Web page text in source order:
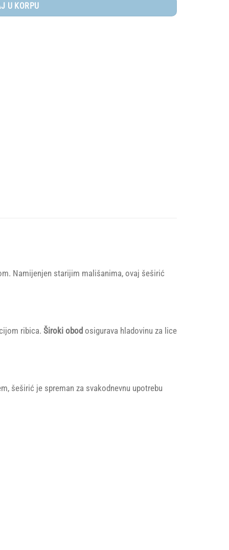
U KORPU
Namijenjen starijim mališanima, ovaj šeširić
ribica. Široki obod osigurava hladovinu za lice
šeširić je spreman za svakodnevnu upotrebu